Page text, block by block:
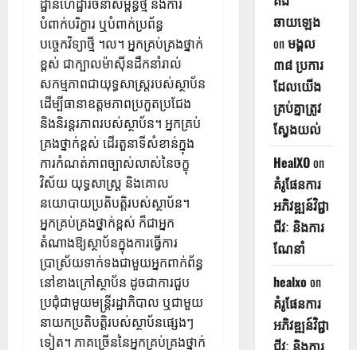
ដ្ឋានហេដ្ឋារចនាសម្ព័ន្ធថ្មី និងការ
បំពាក់បរិក្ខារ ឬបំពាក់ប្រព័ន្ធ
បច្ចេកវិទ្យាថ្មី ។ល។ អ្នកគ្រប់គ្រងថ្នាក់
ខ្ពស់ ជាក្បាលម៉ាស៊ីនដឹកនាំរាល់
សកម្មភាពជាយុទ្ធសាស្ត្ររបស់ស្ថាប័ន
ដើម្បីធានាឧត្ដមភាពប្រកួតប្រជែង
និងនិរន្តរភាពរបស់ស្ថាប័ន។ អ្នកគ្រប់
គ្រងថ្នាក់ខ្ពស់ ដើរតួនាទីសំខាន់ក្នុង
ការកំណត់ភាពច្បាស់លាស់នៃចក្ខុ
វិស័យ យុទ្ធសាស្ត្រ និងគោល
នយោបាយប្រតិបត្តិរបស់ស្ថាប័ន។
អ្នកគ្រប់គ្រងថ្នាក់ខ្ពស់ ក៏ជាអ្នក
តំណាងឱ្យស្ថាប័នក្នុងការធ្វើការ
ប្រាស្រ័យទាក់ទងជាមួយអ្នកពាក់ព័ន្ធ
នៅខាងក្រៅស្ថាប័ន ដូចជាការជួប
ប្រជុំជាមួយមន្ត្រីរដ្ឋាភិបាល ឬជាមួយ
នាយកប្រតិបត្តិរបស់ស្ថាប័នផ្សេងៗ
ទៀត។ ភាគច្រើននៃអ្នកគ្រប់គ្រងថ្នាក់
ឆាយឡេង
onមង្គល
៣៨ ប្រការ
ដែលយើង
គ្រប់គ្នាត្រូវ
ស្វែងយល់
HealXOon
គំរូផែនការ
អភិវឌ្ឍន៍វិជ្ជា
ជីវៈ និងការ
ណែនាំ
healxoon
គំរូផែនការ
អភិវឌ្ឍន៍វិជ្ជា